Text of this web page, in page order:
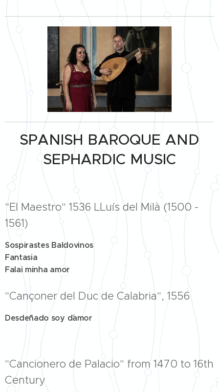
SPANISH BAROQUE AND
SEPHARDIC MUSIC
"El Maestro" 1536 LLuís del Milà (1500 -
1561)
Sospirastes Baldovinos
Fantasia
Falai minha amor
"Cançoner del Duc de Calabria", 1556
Desdeñado soy d´amor
"Cancionero de Palacio" from 1470 to 16th
Century